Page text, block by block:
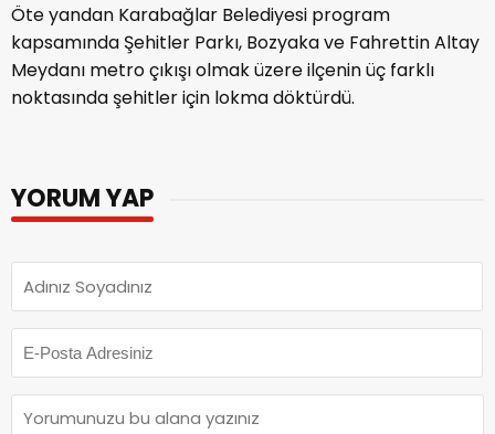
Öte yandan Karabağlar Belediyesi program
kapsamında Şehitler Parkı, Bozyaka ve Fahrettin Altay
Meydanı metro çıkışı olmak üzere ilçenin üç farklı
noktasında şehitler için lokma döktürdü.
YORUM YAP